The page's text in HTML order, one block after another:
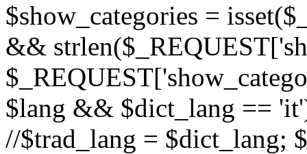
$show_categories =
&&
$lang && $dict_lang ==
//$trad_lang = $dict_lang;